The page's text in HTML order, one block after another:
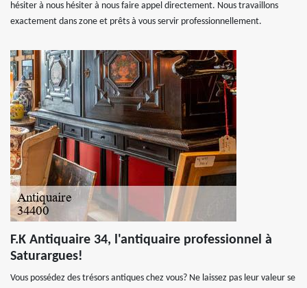
hésiter à nous hésiter à nous faire appel directement. Nous travaillons
exactement dans zone et prêts à vous servir professionnellement.
F.K Antiquaire 34, l'antiquaire professionnel à
Saturargues!
Vous possédez des trésors antiques chez vous? Ne laissez pas leur valeur se